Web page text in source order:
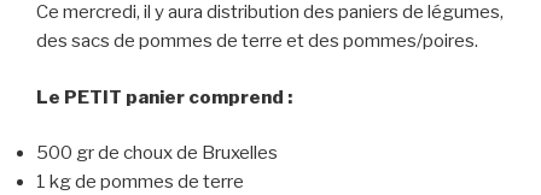
Ce mercredi, il y aura distribution des paniers de légumes,
des sacs de pommes de terre et des pommes/poires.
Le PETIT panier comprend :
500 gr de choux de Bruxelles
1 kg de pommes de terre